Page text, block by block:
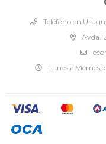
Teléfono en
Avda.
Lunes a Viernes